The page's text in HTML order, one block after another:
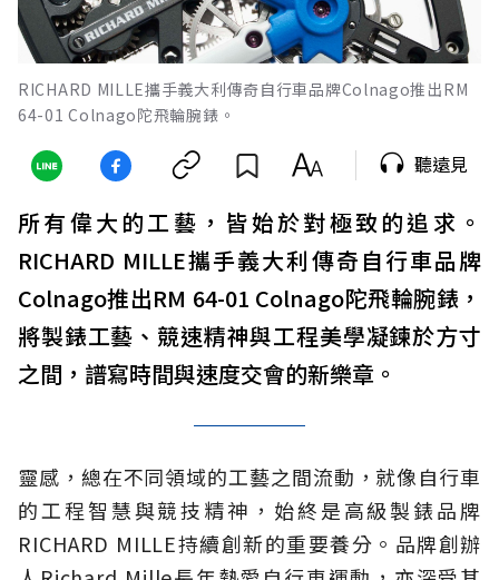
RICHARD MILLE攜手義大利傳奇自行車品牌Colnago推出RM
64-01 Colnago陀飛輪腕錶。
聽遠見
所有偉大的工藝，皆始於對極致的追求。
RICHARD MILLE攜手義大利傳奇自行車品牌
Colnago推出RM 64-01 Colnago陀飛輪腕錶，
將製錶工藝、競速精神與工程美學凝鍊於方寸
之間，譜寫時間與速度交會的新樂章。
靈感，總在不同領域的工藝之間流動，就像自行車
的工程智慧與競技精神，始終是高級製錶品牌
RICHARD MILLE持續創新的重要養分。品牌創辦